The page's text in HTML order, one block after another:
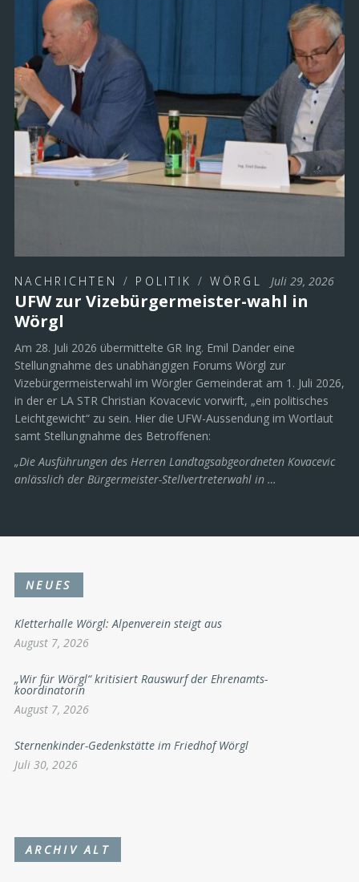
NACHRICHTEN / POLITIK /WÖRGL Juli 29, 2026
UFW zur Vizebürgermeister-wahl in
Wörgl
Am 28. Juli 2026 übermittelte GR Ing. Emil Dander eine
Stellungnahme des unabhängigen Forums Wörgl zur
Vizebürgermeisterwahl im Wörgler Gemeinderat am 1. Juli 2026,
in der er LA STR Christian Kovacevic vorwirft, „ein politisches
Leichtgewicht“ zu sein. Hier die UFW-Aussendung im Wortlaut
samt Stellungnahme des Betroffenen:
„Die Ausführungen des Herren Landtagsabgeordneten Kovacevic
anlässlich der Bürgermeister-Stellvertreterwahl in …
NEUES
Kletterhalle Wörgl: Alpenverein steigt aus
August 7, 2026
„Wir für Wörgl“ kritisiert Rauswurf der Ehrenamts-
koordinatorin
August 7, 2026
Sternenkinder-Gedenkstätte im Friedhof Wörgl
Juli 30, 2026
ARCHIV ALT